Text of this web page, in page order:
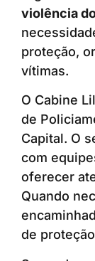
violência
proteção,
vítimas.
O Cabine
de
Capital. O
com
oferecer
Quando
de